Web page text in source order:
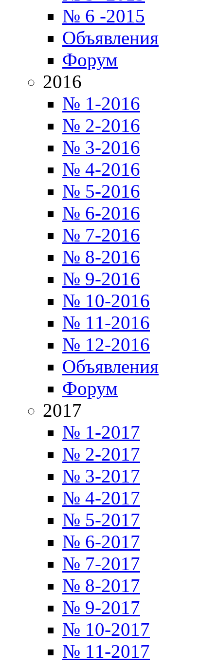
№ 6 -2015
Объявления
Форум
2016
№ 1-2016
№ 2-2016
№ 3-2016
№ 4-2016
№ 5-2016
№ 6-2016
№ 7-2016
№ 8-2016
№ 9-2016
№ 10-2016
№ 11-2016
№ 12-2016
Объявления
Форум
2017
№ 1-2017
№ 2-2017
№ 3-2017
№ 4-2017
№ 5-2017
№ 6-2017
№ 7-2017
№ 8-2017
№ 9-2017
№ 10-2017
№ 11-2017